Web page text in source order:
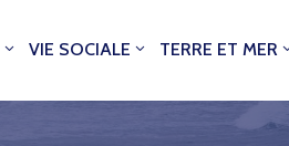
VIE SOCIALE TERRE ET MER